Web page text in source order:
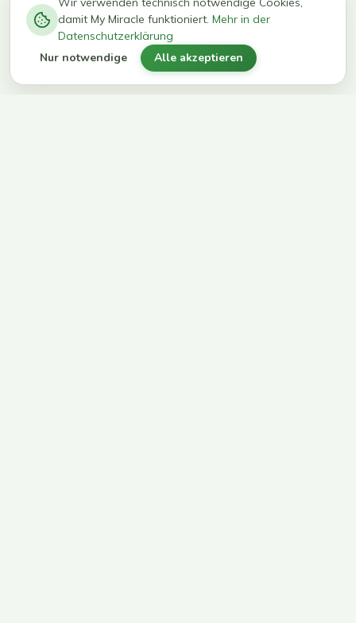
kg in 12
Wochen
erreichen
ihr Ziel
damit My Miracle funktioniert. Mehr in der
Datenschutzerklärung
Nur notwendige Alle akzeptieren